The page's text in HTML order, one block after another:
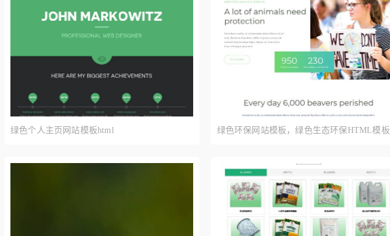
绿色个人主页网站模板html 绿色环保网站模板，绿色生态环保HTML模板